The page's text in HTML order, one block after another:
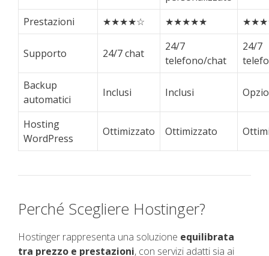
Prestazioni ★★★★☆ ★★★★★
Supporto 24/7 chat
24/7
telefono/chat
24/7
Backup
automatici
Inclusi Inclusi
Hosting
WordPress
Ottimizzato Ottimizzato
Perché Scegliere Hostinger?
Hostinger rappresenta una soluzione equilibrata
tra prezzo e prestazioni, con servizi adatti sia ai